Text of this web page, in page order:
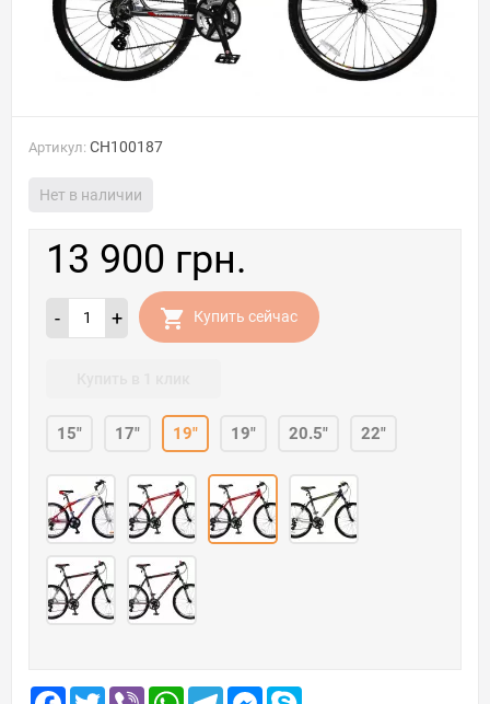
Артикул: CH100187
Нет в наличии
13 900 грн.
- + Купить сейчас
15" 17" 19" 19" 20.5" 22"
Facebook
TwitterViber WhatsAppTelegramMessenger